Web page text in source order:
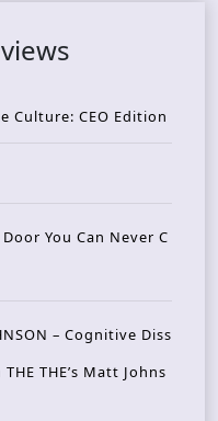
Culture: CEO Edition
Door You Can Never C
– Cognitive Diss
THE’s Matt Johns